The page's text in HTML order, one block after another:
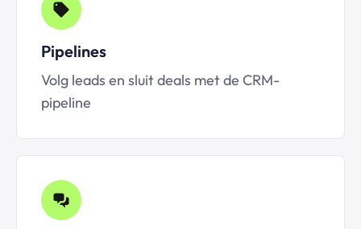
Pipelines
Volg leads en sluit deals met de CRM-
pipeline